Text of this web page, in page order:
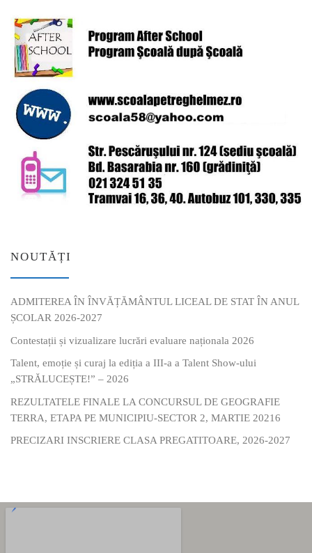
NOUTĂȚI
ADMITEREA ÎN ÎNVĂȚĂMÂNTUL LICEAL DE STAT ÎN ANUL
ȘCOLAR 2026-2027
Contestații și vizualizare lucrări evaluare naționala 2026
Talent, emoție și curaj la ediția a III-a a Talent Show-ului
„STRĂLUCEȘTE!” – 2026
REZULTATELE FINALE LA CONCURSUL DE GEOGRAFIE
TERRA, ETAPA PE MUNICIPIU-SECTOR 2, MARTIE 20216
PRECIZARI INSCRIERE CLASA PREGATITOARE, 2026-2027